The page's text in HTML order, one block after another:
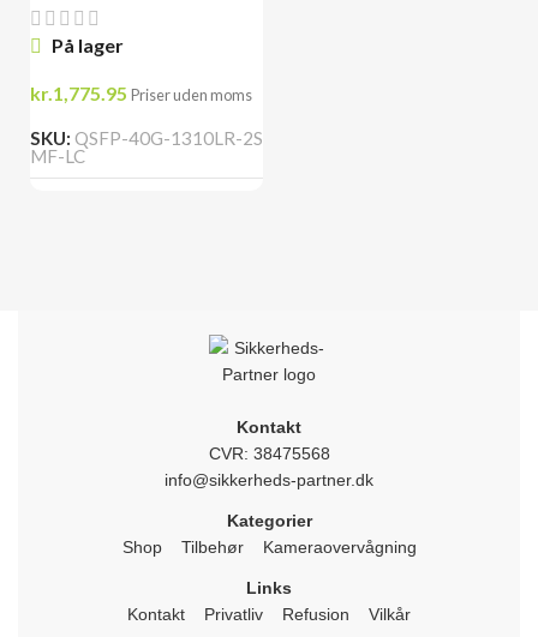
På lager
kr.1,775.95 Priser uden moms
SKU: QSFP-40G-1310LR-2S
MF-LC
Kontakt
CVR: 38475568
info@sikkerheds-partner.dk
Kategorier
Shop
Tilbehør Kameraovervågning
Links
Kontakt
Privatliv Refusion Vilkår